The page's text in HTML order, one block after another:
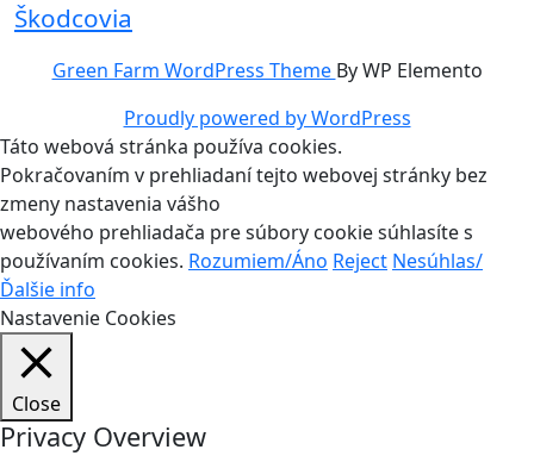
Škodcovia
Green Farm WordPress Theme By WP Elemento
Proudly powered by WordPress
Táto webová stránka používa cookies.
Pokračovaním v prehliadaní tejto webovej stránky bez
zmeny nastavenia vášho
webového prehliadača pre súbory cookie súhlasíte s
používaním cookies. Rozumiem/Áno Reject Nesúhlas/
Ďalšie info
Nastavenie Cookies
Close
Privacy Overview